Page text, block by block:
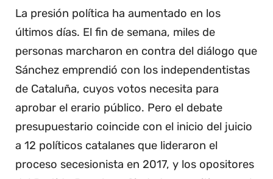
La presión política ha aumentado en los
últimos días. El fin de semana, miles de
personas marcharon en contra del diálogo que
Sánchez emprendió con los independentistas
de Cataluña, cuyos votos necesita para
aprobar el erario público. Pero el debate
presupuestario coincide con el inicio del juicio
a 12 políticos catalanes que lideraron el
proceso secesionista en 2017, y los opositores